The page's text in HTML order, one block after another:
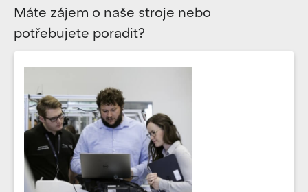
Máte zájem o naše stroje nebo
potřebujete poradit?